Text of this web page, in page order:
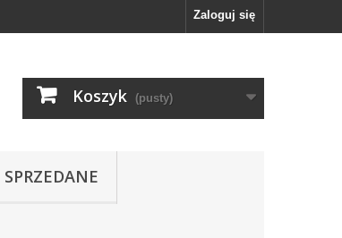
Zaloguj się
Koszyk (pusty)
SPRZEDANE